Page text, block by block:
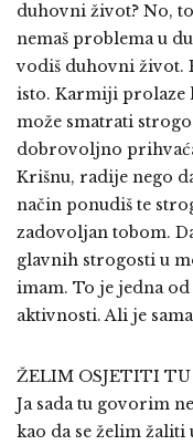
duhovni život? No,
nemaš problema u
vodiš duhovni život.
isto. Karmiji prolaze
može smatrati
dobrovoljno
Krišnu, radije nego
način ponudiš te
zadovoljan tobom.
glavnih strogosti u
imam. To je jedna
aktivnosti. Ali je
ŽELIM OSJETITI
Ja sada tu govorim
kao da se želim